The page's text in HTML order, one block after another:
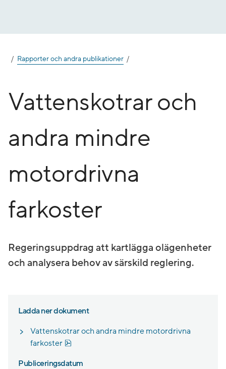
Rapporter och andra publikationer
Vattenskotrar och
andra mindre
motordrivna
farkoster
Regeringsuppdrag att kartlägga olägenheter
och analysera behov av särskild reglering.
Ladda ner dokument
Vattenskotrar och andra mindre motordrivna
farkoster
Publiceringsdatum